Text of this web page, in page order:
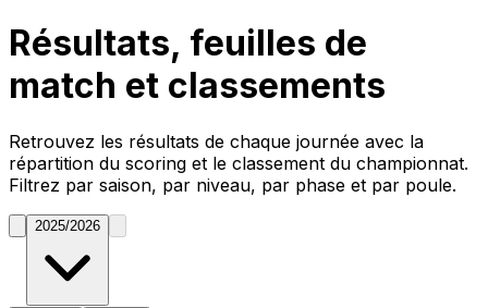
Résultats, feuilles de
match et classements
Retrouvez les résultats de chaque journée avec la
répartition du scoring et le classement du championnat.
Filtrez par saison, par niveau, par phase et par poule.
2025/2026